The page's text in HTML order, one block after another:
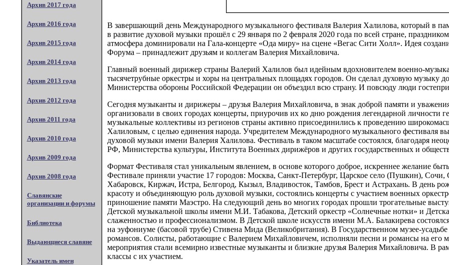
Архив 2017 года
Архив 2016 года
Архив 2015 года
Архив 2014 года
Архив 2013 года
Архив 2012 года
Архив 2011 года
Архив 2010 года
Архив 2009 года
Архив 2008 года
Славянские
организации и форумы
Библиотека
Выдающиеся славяне
Указатель имен
В завершающий день Международного музыкального фестиваля Валерия Халилова, который в
в развитие духовой музыки прошёл с 29 января по 2 февраля 2020 года по всей стране,
атмосфера доминировали на Гала-концерте «Ода миру» на сцене «Вегас Сити Холл». Идея
Форума – принадлежит друзьям и коллегам Валерия Михайловича.
Главный военный дирижер страны Валерий Халилов был идейным вдохновителем военно-
тысячетрубные оркестры и хоры на центральных площадях городов. Он сделал духовую музыку
Министерства обороны Российской Федерации он объездил всю страну. И повсюду люди
Сегодня музыканты и дирижеры – друзья Валерия Михайловича, в знак доброй памяти и
организовали в своих городах концерты, приурочив их ко дню рождения легендарной
музыкальные коллективы из регионов страны активно присоединились к проведению
Халиловым, с целью единения народа. Учредителем Международного музыкального фестиваля
духовой музыки имени Валерия Халилова. Фестиваль в таком масштабе состоялся, благодаря
РФ, Министерства культуры, Института Военных дирижёров и других государственных и
Формат Фестиваля стал уникальным явлением, в основе которого доброе, искреннее желание
Фестивале приняли участие 17 городов: Москва, Санкт-Петербург, Царское село (Пушкин),
Хабаровск, Киржач, Истра, Белгород, Кызыл, Владивосток, Тамбов, Брест и Астрахань. В день
красоту и объединяющую роль духовой музыки, состоялись концерты с участием военных
приношение памяти Маэстро. На следующий день во многих городах прошли трогательные
Детской музыкальной школы имени М.И. Табакова, Детский оркестр «Солнечные нотки» и
слаженностью и профессионализмом. В Детской школе искусств имени М.А. Балакирева
на эуфониуме (басовой трубе) Стивена Мида (Великобритания). В Государственном музее-
романсов. Солисты, работающие с Валерием Михайловичем, исполняли песни и романсы на его
мероприятия стали всемирно известные музыканты и близкие друзья Валерия Михайловича. В
классы с их участием.